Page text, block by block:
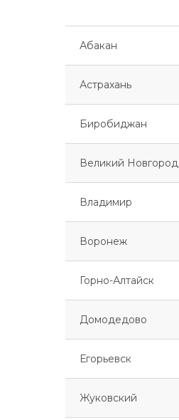
Абакан
Астрахань
Биробиджан
Великий Новгород
Владимир
Воронеж
Горно-Алтайск
Домодедово
Егорьевск
Жуковский